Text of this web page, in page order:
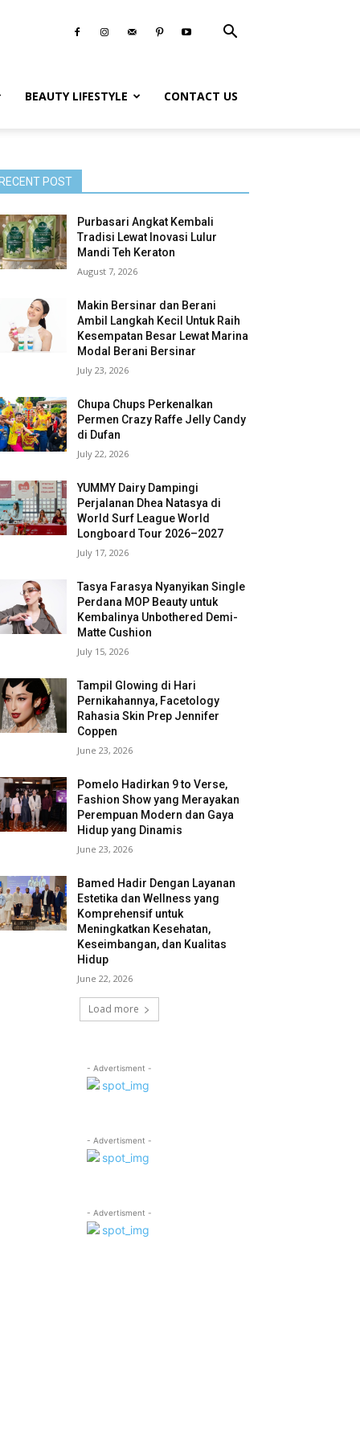
BEAUTY LIFESTYLE CONTACT US
RECENT POST
Purbasari Angkat Kembali
Tradisi Lewat Inovasi Lulur
Mandi Teh Keraton
August 7, 2026
Makin Bersinar dan Berani
Ambil Langkah Kecil Untuk Raih
Kesempatan Besar Lewat Marina
Modal Berani Bersinar
July 23, 2026
Chupa Chups Perkenalkan
Permen Crazy Raffe Jelly Candy
di Dufan
July 22, 2026
YUMMY Dairy Dampingi
Perjalanan Dhea Natasya di
World Surf League World
Longboard Tour 2026–2027
July 17, 2026
Tasya Farasya Nyanyikan Single
Perdana MOP Beauty untuk
Kembalinya Unbothered Demi-
Matte Cushion
July 15, 2026
Tampil Glowing di Hari
Pernikahannya, Facetology
Rahasia Skin Prep Jennifer
Coppen
June 23, 2026
Pomelo Hadirkan 9 to Verse,
Fashion Show yang Merayakan
Perempuan Modern dan Gaya
Hidup yang Dinamis
June 23, 2026
Bamed Hadir Dengan Layanan
Estetika dan Wellness yang
Komprehensif untuk
Meningkatkan Kesehatan,
Keseimbangan, dan Kualitas
Hidup
June 22, 2026
Load more
- Advertisment -
- Advertisment -
- Advertisment -